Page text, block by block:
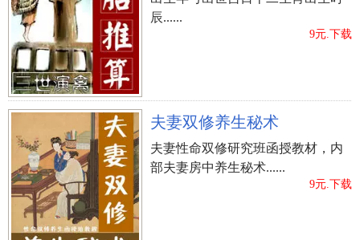
辰......
9元.下载
夫妻双修养生秘术
夫妻性命双修研究班函授教材，内
部夫妻房中养生秘术......
9元.下载